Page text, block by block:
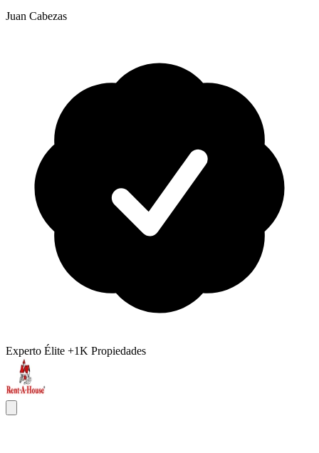
Juan Cabezas
Experto Élite +1K Propiedades